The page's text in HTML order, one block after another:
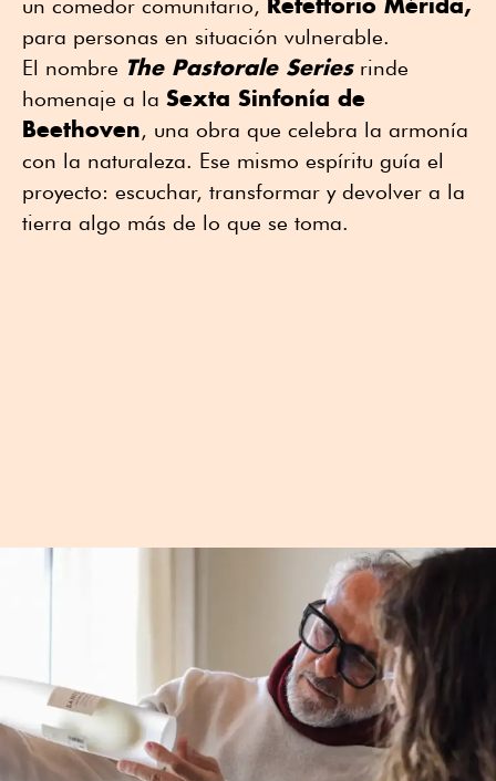
un comedor comunitario,
para personas en situación vulnerable.
El nombre The Pastorale Seriesrinde
homenaje a la Sexta Sinfonía de
Beethoven, una obra que celebra la armonía
con la naturaleza. Ese mismo espíritu guía el
proyecto: escuchar, transformar y devolver a la
tierra algo más de lo que se toma.